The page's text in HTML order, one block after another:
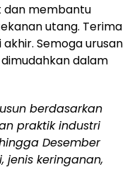
dan membantu
utang. Terima
Semoga urusan
dalam
berdasarkan
praktik industri
Desember
jenis keringanan,